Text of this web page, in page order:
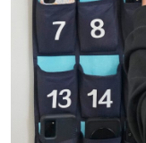
Rəsmi
Təhsil
Müsahibə